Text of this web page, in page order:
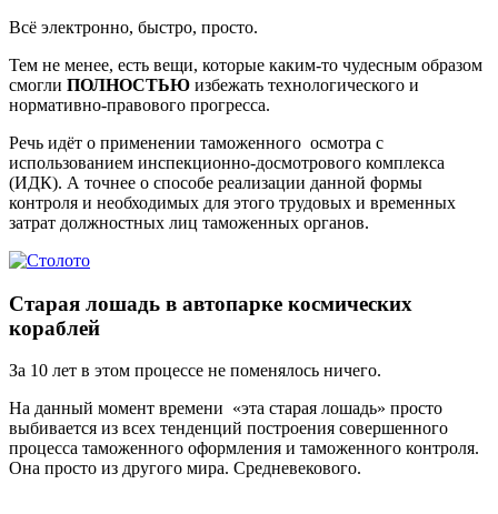
Всё электронно, быстро, просто.
Тем не менее, есть вещи, которые каким-то чудесным образом
смогли ПОЛНОСТЬЮ избежать технологического и
нормативно-правового прогресса.
Речь идёт о применении таможенного осмотра с
использованием инспекционно-досмотрового комплекса
(ИДК). А точнее о способе реализации данной формы
контроля и необходимых для этого трудовых и временных
затрат должностных лиц таможенных органов.
Старая лошадь в автопарке космических
кораблей
За 10 лет в этом процессе не поменялось ничего.
На данный момент времени «эта старая лошадь» просто
выбивается из всех тенденций построения совершенного
процесса таможенного оформления и таможенного контроля.
Она просто из другого мира. Средневекового.